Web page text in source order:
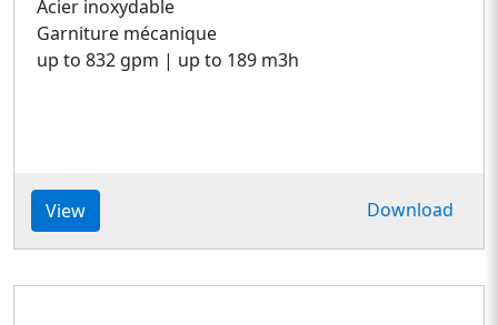
Acier inoxydable
Garniture mécanique
up to 832 gpm | up to 189 m3h
View Download